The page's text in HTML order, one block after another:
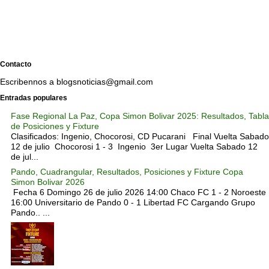
Contacto
Escribennos a blogsnoticias@gmail.com
Entradas populares
Fase Regional La Paz, Copa Simon Bolivar 2025: Resultados, Tabla
de Posiciones y Fixture
Clasificados: Ingenio, Chocorosi, CD Pucarani Final Vuelta Sabado
12 de julio Chocorosi 1 - 3 Ingenio 3er Lugar Vuelta Sabado 12
de jul...
Pando, Cuadrangular, Resultados, Posiciones y Fixture Copa
Simon Bolivar 2026
Fecha 6 Domingo 26 de julio 2026 14:00 Chaco FC 1 - 2 Noroeste
16:00 Universitario de Pando 0 - 1 Libertad FC Cargando Grupo
Pando.. ...